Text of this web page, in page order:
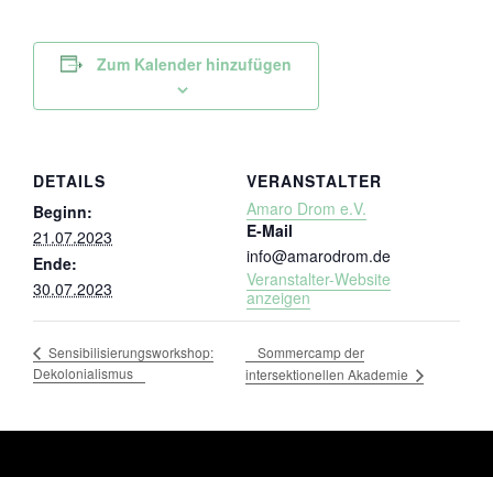
Zum Kalender hinzufügen
DETAILS
Beginn:
21.07.2023
Ende:
30.07.2023
VERANSTALTER
Amaro Drom e.V.
E-Mail
info@amarodrom.de
Veranstalter-Website
anzeigen
Sensibilisierungsworkshop:
Dekolonialismus
Sommercamp der
intersektionellen Akademie